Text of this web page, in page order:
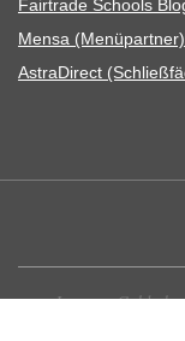
Fair­trade Schools
Mensa (Menü­part­ner)
Astra­Di­rect
Leonore-